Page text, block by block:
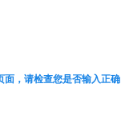
面，请检查您是否输入正确